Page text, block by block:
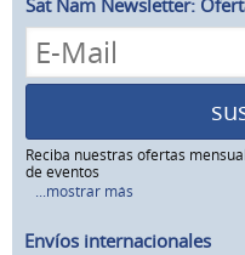
Sat Nam Newsletter:
Reciba nuestras ofertas
de eventos
...mostrar más
Envíos internacionales